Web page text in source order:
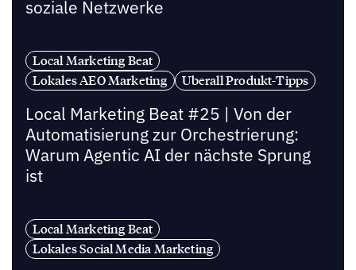
soziale Netzwerke
Local Marketing Beat
Lokales AEO Marketing
Uberall Produkt-Tipps
Local Marketing Beat #25 | Von der
Automatisierung zur Orchestrierung:
Warum Agentic AI der nächste Sprung
ist
Local Marketing Beat
Lokales Social Media Marketing